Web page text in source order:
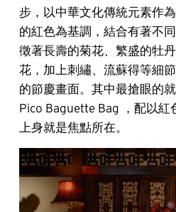
步，以中華文化傳統元素作
的紅色為基調，結合有著不
徵著長壽的菊花、繁盛的牡
花，加上刺繡、流蘇得等細
的節慶畫面。其中最搶眼的
Pico Baguette Bag ，配以紅
上身就是焦點所在。